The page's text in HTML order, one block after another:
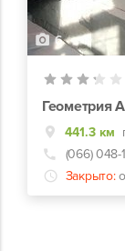
6
Геометрия
441.3 км
(066) 048-
Закрыто: